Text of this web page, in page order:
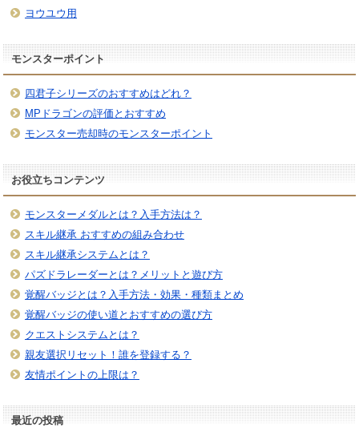
ヨウユウ用
モンスターポイント
四君子シリーズのおすすめはどれ？
MPドラゴンの評価とおすすめ
モンスター売却時のモンスターポイント
お役立ちコンテンツ
モンスターメダルとは？入手方法は？
スキル継承 おすすめの組み合わせ
スキル継承システムとは？
パズドラレーダーとは？メリットと遊び方
覚醒バッジとは？入手方法・効果・種類まとめ
覚醒バッジの使い道とおすすめの選び方
クエストシステムとは？
親友選択リセット！誰を登録する？
友情ポイントの上限は？
最近の投稿